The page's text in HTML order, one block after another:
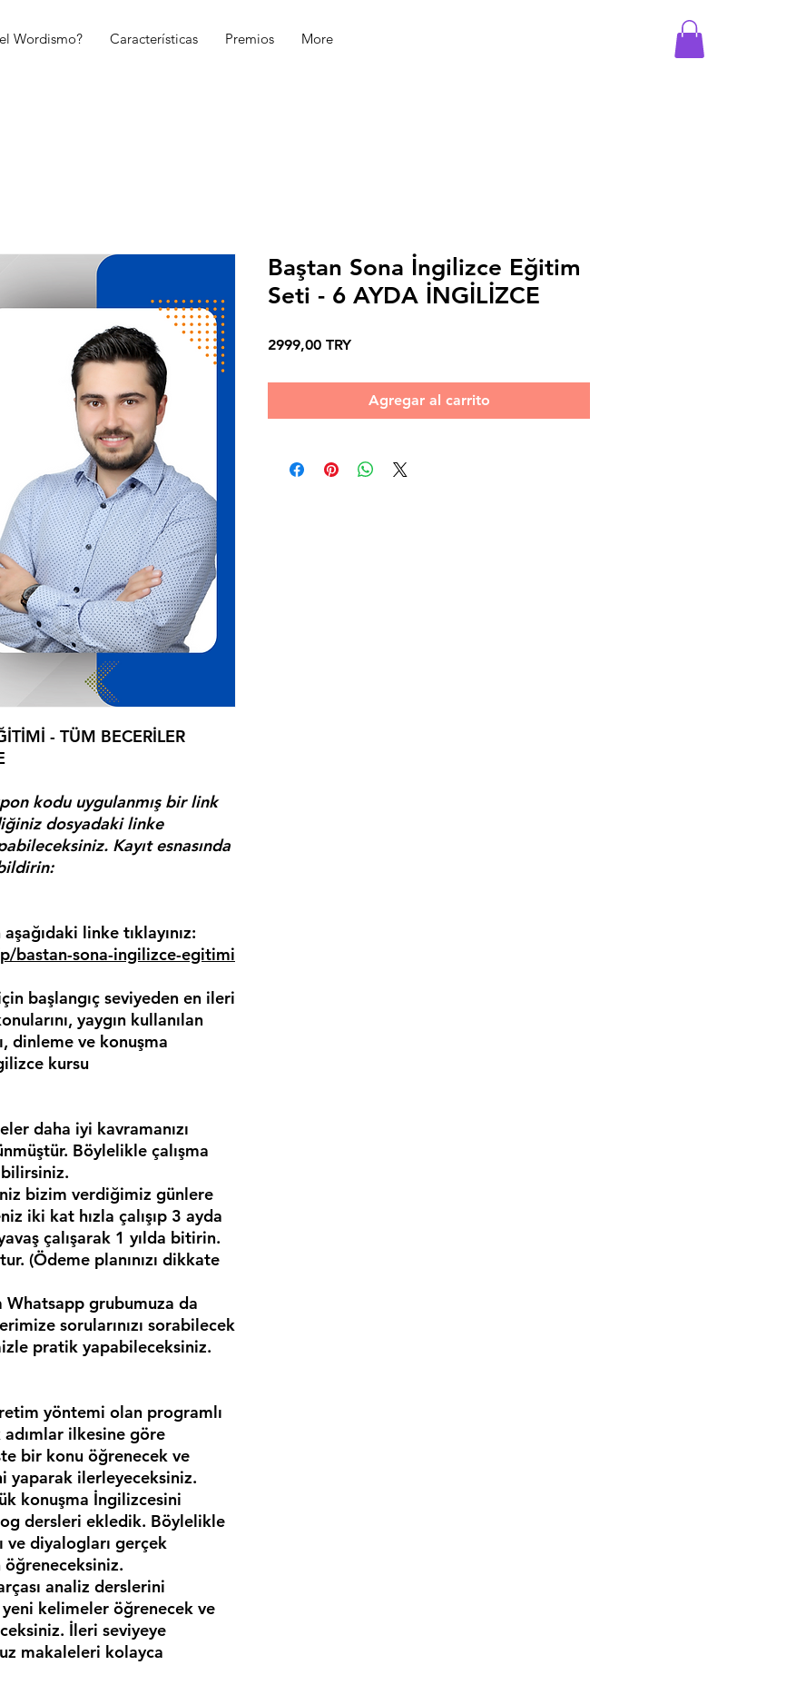
Wordismo? Características Premios More
- TÜM BECERİLER
kodu uygulanmış bir link
dosyadaki linke
Kayıt esnasında
linke tıklayınız:
bastan-sona-ingilizce-egitimi
başlangıç seviyeden en ileri
yaygın kullanılan
dinleme ve konuşma
kursu
daha iyi kavramanızı
Böylelikle çalışma
bizim verdiğimiz günlere
iki kat hızla çalışıp 3 ayda
çalışarak 1 yılda bitirin.
(Ödeme planınızı dikkate
Whatsapp grubumuza da
sorularınızı sorabilecek
pratik yapabileceksiniz.
yöntemi olan programlı
ilkesine göre
bir konu öğrenecek ve
yaparak ilerleyeceksiniz.
konuşma İngilizcesini
dersleri ekledik. Böylelikle
ve diyalogları gerçek
analiz derslerini
kelimeler öğrenecek ve
İleri seviyeye
makaleleri kolayca
Baştan Sona İngilizce Eğitim
Seti - 6 AYDA İNGİLİZCE
2999,00 TRYPrecio
Agregar al carrito